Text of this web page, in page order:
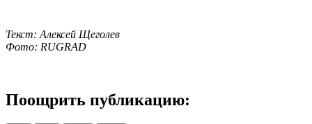
Текст: Алексей Щеголев
Фото: RUGRAD
Поощрить публикацию: